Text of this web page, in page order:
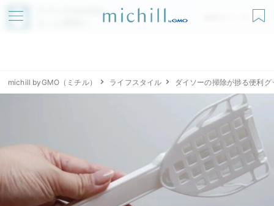
アプリでmichillが
無料ダウンロード
michill byGMO（ミチル） ライフスタイル ダイソーの掃除が捗る便利グ